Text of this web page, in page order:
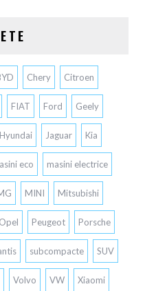
Chery Citroen
FIAT Ford Geely
Hyundai Jaguar Kia
eco masini electrice
MINI Mitsubishi
Opel Peugeot Porsche
subcompacte SUV
Volvo VW Xiaomi